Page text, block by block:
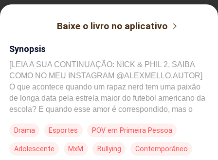
Baixe o livro no aplicativo
Synopsis
[LEIA A SUA CONTINUAÇÃO: NICK & PHIL 2, SAIBA
COMO NO MEU INSTAGRAM @ALEXMELLO.AUTOR]
O que acontece quando um rapaz nerd tem uma paixão
de longa data pela estrela maior do futebol americano da
escola? E quando esse amor é correspondido, mas o
colocar tudo em jogo? Será que conseguirão eles
viverem sua linda história juntos? ... Se depender de
Drama Esportes POV em Primeira Pessoa
Adolescente MxM Bullying Contemporâneo